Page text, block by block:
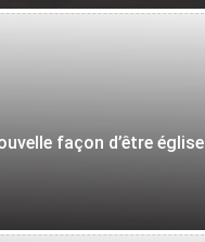
façon d’être église